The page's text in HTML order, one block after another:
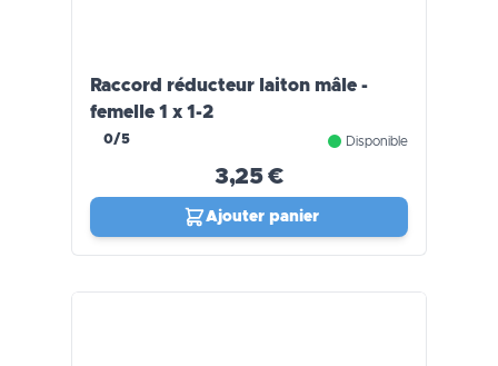
Raccord réducteur laiton mâle -
femelle 1 x 1-2
0/5 Disponible
3,25 €
Ajouter panier